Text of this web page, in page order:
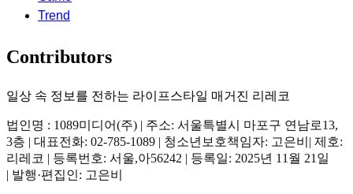
Trend
Contributors
일상 속 정보를 전하는 라이프스타일 매거진 리레코
법인명 : 1089미디어(주) | 주소: 서울특별시 마포구 연남로13,
3층 | 대표전화: 02-785-1089 | 청소년보호책임자: 고은비| 제호:
리레코 | 등록번호: 서울,아56242 | 등록일: 2025년 11월 21일
| 발행·편집인: 고은비